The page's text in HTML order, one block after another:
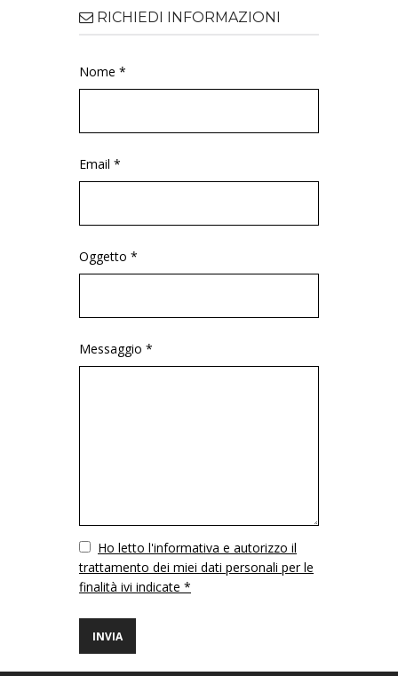
RICHIEDI INFORMAZIONI
Nome *
Email *
Oggetto *
Messaggio *
VuotoHo letto l'informativa e autorizzo il
trattamento dei miei dati personali per le
finalità ivi indicate *